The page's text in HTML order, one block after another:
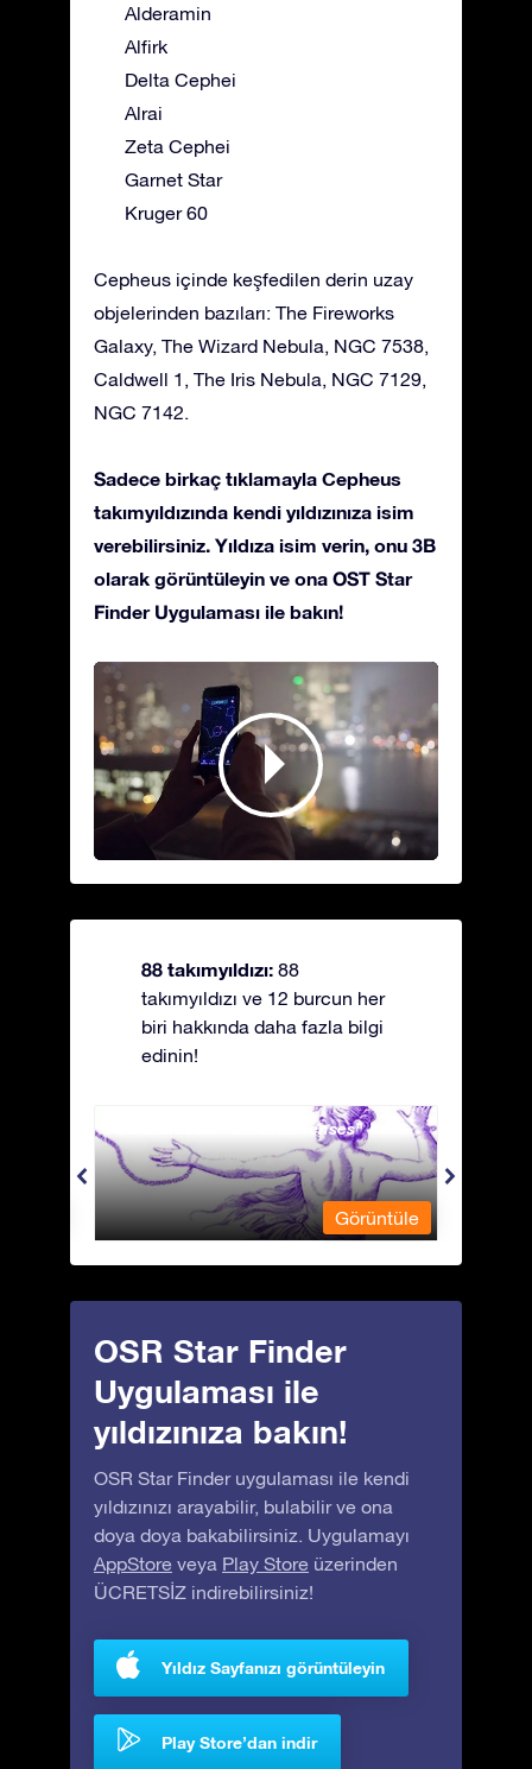
Alderamin
Alfirk
Delta Cephei
Alrai
Zeta Cephei
Garnet Star
Kruger 60
Cepheus içinde keşfedilen derin uzay
objelerinden bazıları: The Fireworks
Galaxy, The Wizard Nebula, NGC 7538,
Caldwell 1, The Iris Nebula, NGC 7129,
NGC 7142.
Sadece birkaç tıklamayla Cepheus
takımyıldızında kendi yıldızınıza isim
verebilirsiniz. Yıldıza isim verin, onu 3B
olarak görüntüleyin ve ona OST Star
Finder Uygulaması ile bakın!
88 takımyıldızı: 88
takımyıldızı ve 12 burcun her
biri hakkında daha fazla bilgi
edinin!
Andromeda - Zincirli Prenses
Görüntüle
OSR Star Finder
Uygulaması ile
yıldızınıza bakın!
OSR Star Finder uygulaması ile kendi
yıldızınızı arayabilir, bulabilir ve ona
doya doya bakabilirsiniz. Uygulamayı
AppStore veya Play Store üzerinden
ÜCRETSİZ indirebilirsiniz!
Yıldız Sayfanızı görüntüleyin
Play Store’dan indir